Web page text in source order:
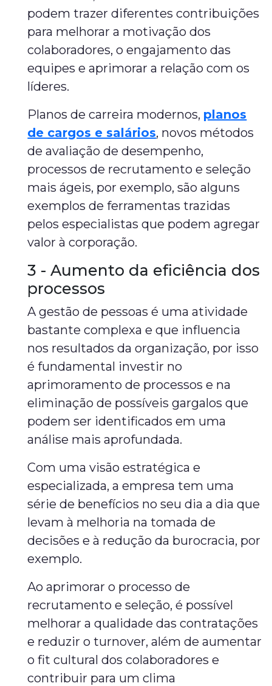
podem trazer diferentes contribuições
para melhorar a motivação dos
colaboradores, o engajamento das
equipes e aprimorar a relação com os
líderes.
Planos de carreira modernos, planos
de cargos e salários, novos métodos
de avaliação de desempenho,
processos de recrutamento e seleção
mais ágeis, por exemplo, são alguns
exemplos de ferramentas trazidas
pelos especialistas que podem agregar
valor à corporação.
3 - Aumento da eficiência dos
processos
A gestão de pessoas é uma atividade
bastante complexa e que influencia
nos resultados da organização, por isso
é fundamental investir no
aprimoramento de processos e na
eliminação de possíveis gargalos que
podem ser identificados em uma
análise mais aprofundada.
Com uma visão estratégica e
especializada, a empresa tem uma
série de benefícios no seu dia a dia que
levam à melhoria na tomada de
decisões e à redução da burocracia, por
exemplo.
Ao aprimorar o processo de
recrutamento e seleção, é possível
melhorar a qualidade das contratações
e reduzir o turnover, além de aumentar
o fit cultural dos colaboradores e
contribuir para um clima